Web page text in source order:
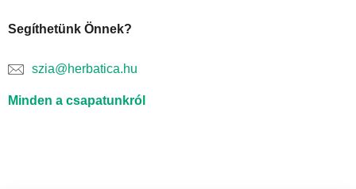
Segíthetünk Önnek?
szia@herbatica.hu
Minden a csapatunkról